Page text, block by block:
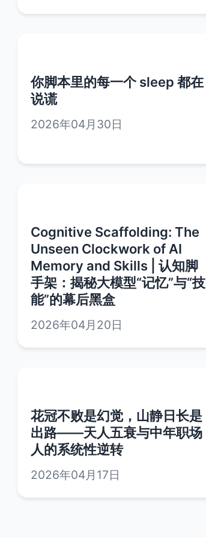
你脚本里的每一个 sleep 都在
说谎
2026年04月30日
Cognitive Scaffolding: The
Unseen Clockwork of AI
Memory and Skills | 认知脚
手架：揭秘大模型“记忆”与“技
能”的幕后黑盒
2026年04月20日
花冠不败是幻觉，山静日长是
出路——天人五衰与中年职场
人的系统性逆转
2026年04月17日